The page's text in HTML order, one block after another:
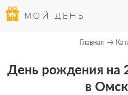
МОЙ ДЕНЬ
Главная
День рождения на
в